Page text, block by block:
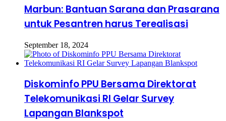
Marbun: Bantuan Sarana dan Prasarana
untuk Pesantren harus Terealisasi
September 18, 2024
Diskominfo PPU Bersama Direktorat
Telekomunikasi RI Gelar Survey
Lapangan Blankspot